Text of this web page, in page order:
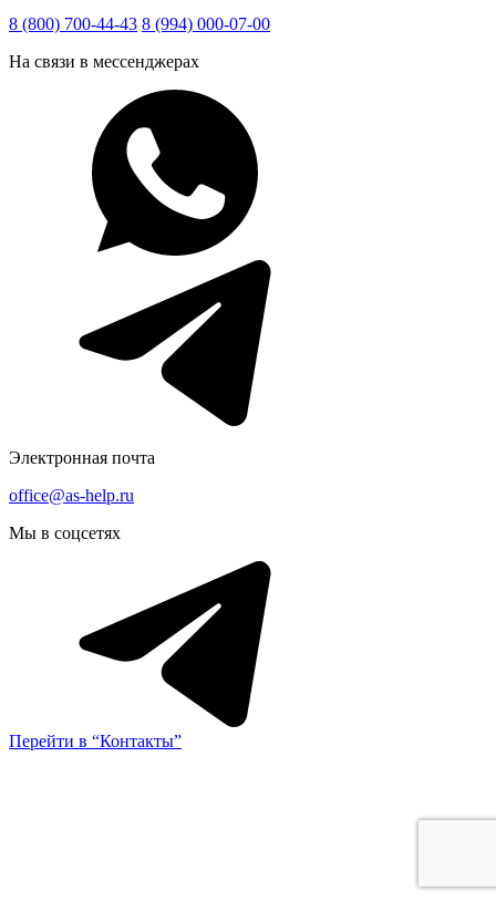
8 (800) 700-44-43 8 (994) 000-07-00
На связи в мессенджерах
Электронная почта
office@as-help.ru
Мы в соцсетях
Перейти в “Контакты”